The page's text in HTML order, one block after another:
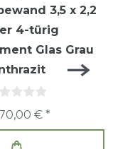
3,5 x 2,2
4-türig
Glas Grau
€ *